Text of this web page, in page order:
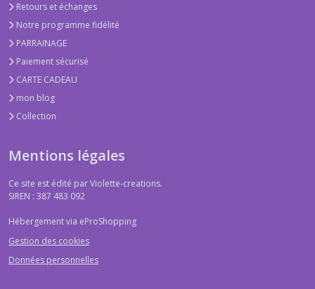
Retours et échanges
Notre programme fidélité
PARRAINAGE
Paiement sécurisé
CARTE CADEAU
mon blog
Collection
Mentions légales
Ce site est édité par Violette-creations.
SIREN : 387 483 092
Hébergement via eProShopping
Gestion des cookies
Données personnelles